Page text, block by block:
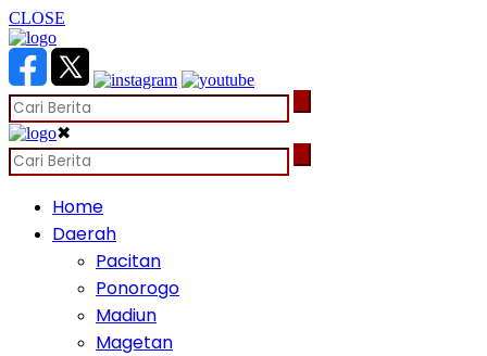
CLOSE
✖
Home
Daerah
Pacitan
Ponorogo
Madiun
Magetan